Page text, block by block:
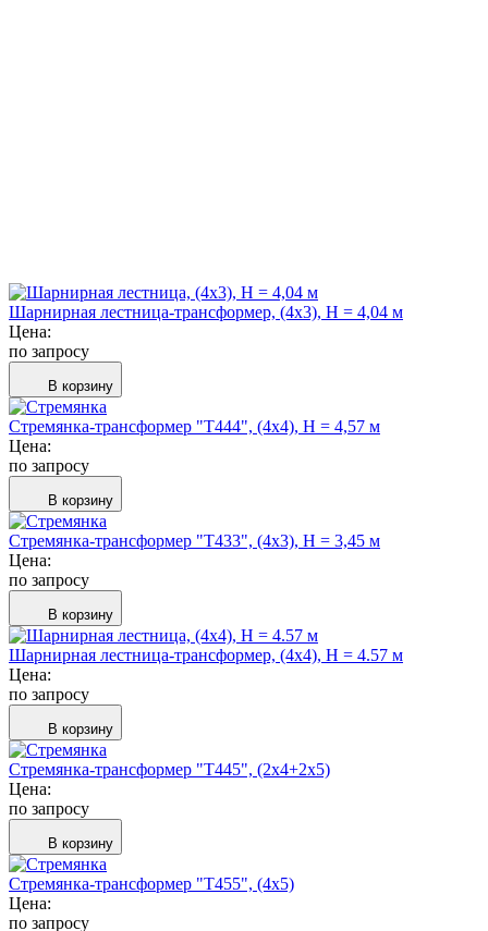
Шарнирная лестница-трансформер, (4х3), H = 4,04 м
Цена:
по запросу
В корзину
Стремянка-трансформер "Т444", (4х4), H = 4,57 м
Цена:
по запросу
В корзину
Стремянка-трансформер "Т433", (4х3), H = 3,45 м
Цена:
по запросу
В корзину
Шарнирная лестница-трансформер, (4х4), H = 4.57 м
Цена:
по запросу
В корзину
Стремянка-трансформер "Т445", (2х4+2х5)
Цена:
по запросу
В корзину
Стремянка-трансформер "Т455", (4х5)
Цена:
по запросу